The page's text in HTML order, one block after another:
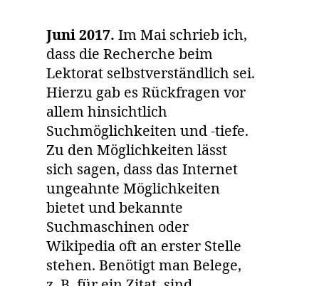
Juni 2017. Im Mai schrieb ich,
dass die Recherche beim
Lektorat selbstverständlich sei.
Hierzu gab es Rückfragen vor
allem hinsichtlich
Suchmöglichkeiten und -tiefe.
Zu den Möglichkeiten lässt
sich sagen, dass das Internet
ungeahnte Möglichkeiten
bietet und bekannte
Suchmaschinen oder
Wikipedia oft an erster Stelle
stehen. Benötigt man Belege,